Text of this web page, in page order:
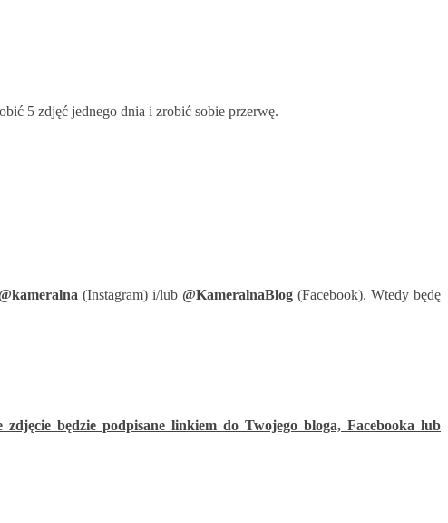
5 zdjęć jednego dnia i zrobić sobie przerwę.
@kameralna (Instagram) i/lub @KameralnaBlog (Facebook). Wtedy będę
zdjęcie będzie podpisane linkiem do Twojego bloga, Facebooka lub